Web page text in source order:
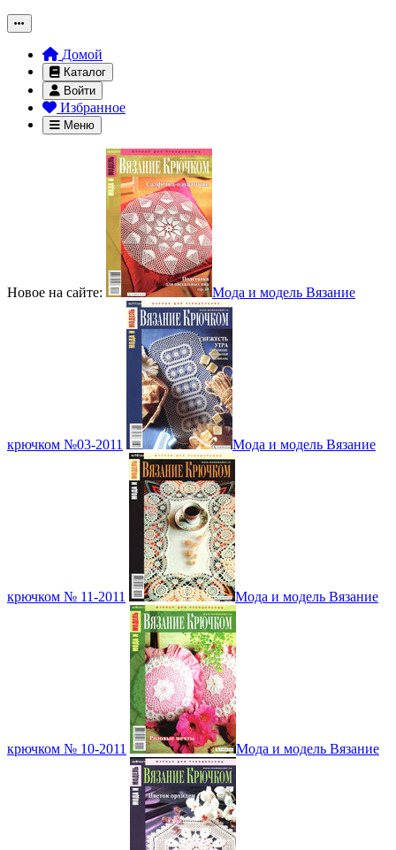
Домой
Каталог
Войти
Избранное
Меню
Новое на сайте: Мода и модель Вязание
крючком №03-2011 Мода и модель Вязание
крючком № 11-2011 Мода и модель Вязание
крючком № 10-2011 Мода и модель Вязание